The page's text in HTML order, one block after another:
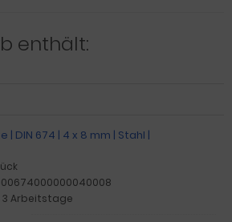
enthält:
| DIN 674 | 4 x 8 mm | Stahl |
3 Arbeitstage